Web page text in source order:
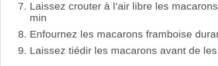
Laissez crouter à l’air libre les
min
Enfournez les macarons framboise
Laissez tiédir les macarons avant de